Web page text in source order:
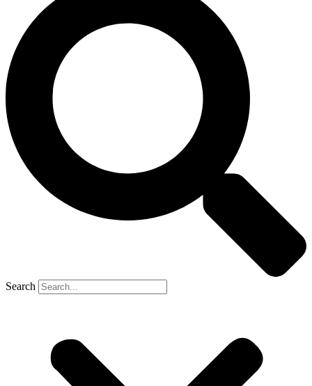
Search